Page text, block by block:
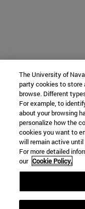
The University of
party cookies to store
browse. Different
For example, to
about your browsing
personalize how the
cookies you want to
will remain active
For more detailed
our Cookie Policy.